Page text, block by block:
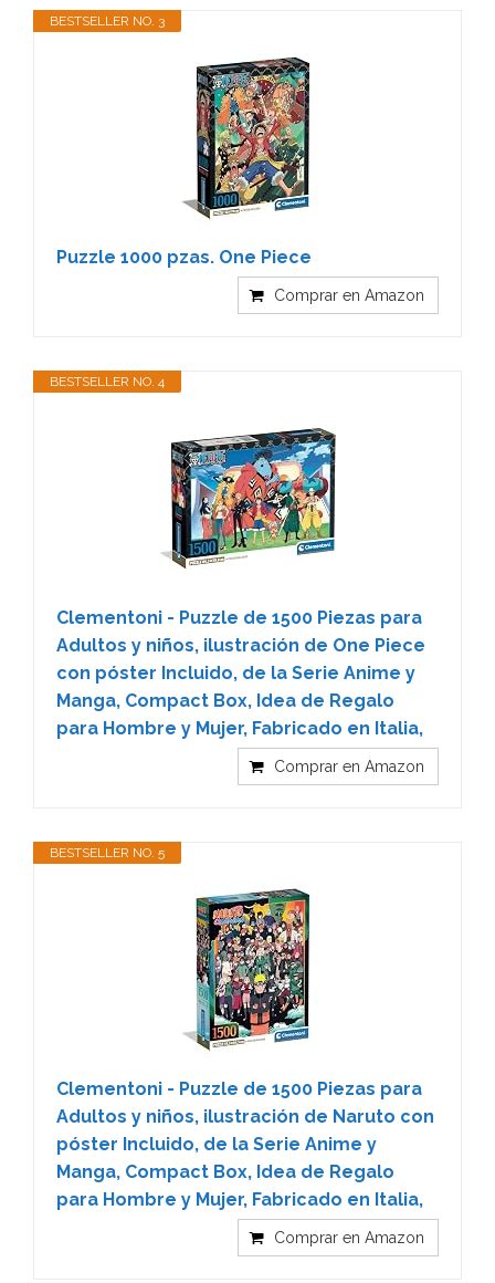
BESTSELLER NO. 3
Puzzle 1000 pzas. One Piece
Comprar en Amazon
BESTSELLER NO. 4
Clementoni - Puzzle de 1500 Piezas para
Adultos y niños, ilustración de One Piece
con póster Incluido, de la Serie Anime y
Manga, Compact Box, Idea de Regalo
para Hombre y Mujer, Fabricado en Italia,
Comprar en Amazon
BESTSELLER NO. 5
Clementoni - Puzzle de 1500 Piezas para
Adultos y niños, ilustración de Naruto con
póster Incluido, de la Serie Anime y
Manga, Compact Box, Idea de Regalo
para Hombre y Mujer, Fabricado en Italia,
Comprar en Amazon